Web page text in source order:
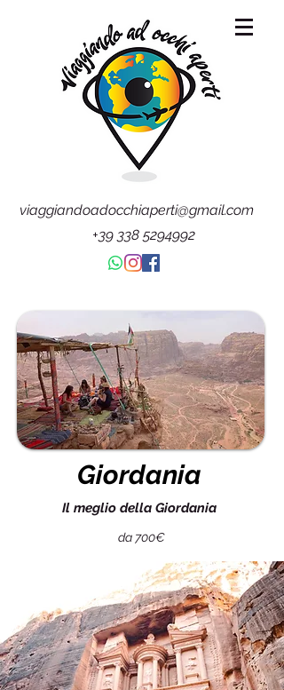
viaggiandoadocchiaperti@gmail.com
+39 338 5294992
Giordania
Il meglio della Giordania
da 700€